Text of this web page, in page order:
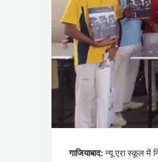
गाजियाबाद:न्यू एरा स्कूल में